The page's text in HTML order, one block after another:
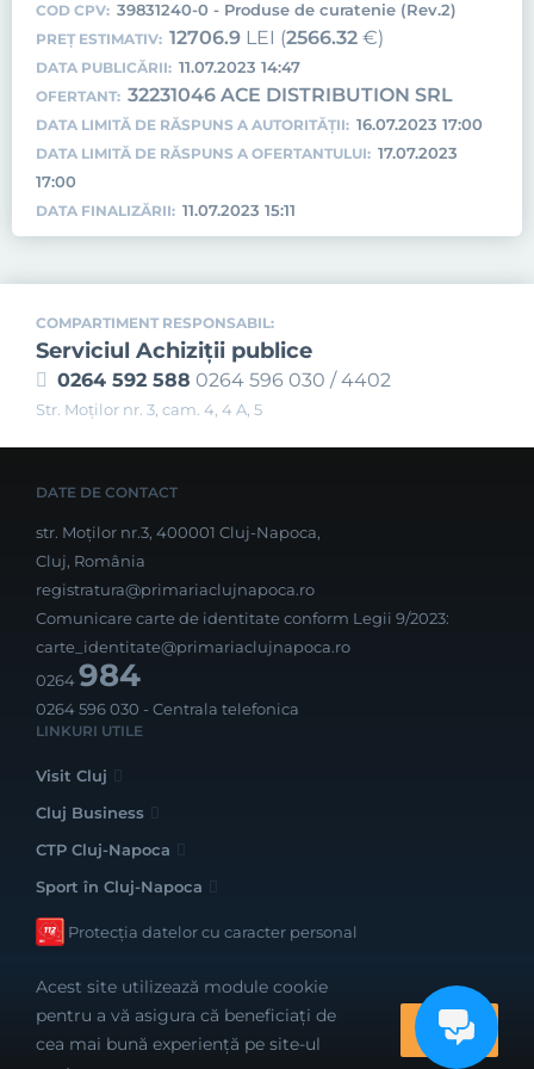
COD CPV: 39831240-0 - Produse de curatenie (Rev.2)
PREȚ ESTIMATIV: 12706.9 LEI (2566.32 €)
DATA PUBLICĂRII: 11.07.2023 14:47
OFERTANT: 32231046 ACE DISTRIBUTION SRL
DATA LIMITĂ DE RĂSPUNS A AUTORITĂȚII: 16.07.2023 17:00
DATA LIMITĂ DE RĂSPUNS A OFERTANTULUI: 17.07.2023
17:00
DATA FINALIZĂRII: 11.07.2023 15:11
COMPARTIMENT RESPONSABIL:
Serviciul Achiziţii publice
0264 592 588 0264 596 030 / 4402
Str. Moţilor nr. 3, cam. 4, 4 A, 5
DATE DE CONTACT
str. Moților nr.3, 400001 Cluj-Napoca,
Cluj, România
registratura@primariaclujnapoca.ro
Comunicare carte de identitate conform Legii 9/2023:
carte_identitate@primariaclujnapoca.ro
0264984
0264 596 030 - Centrala telefonica
LINKURI UTILE
Visit Cluj
Cluj Business
CTP Cluj-Napoca
Sport în Cluj-Napoca
Protecția datelor cu caracter personal
Realizat cu bune intenții de către
Acest site utilizează module cookie
pentru a vă asigura că beneficiați de
cea mai bună experiență pe site-ul
OK